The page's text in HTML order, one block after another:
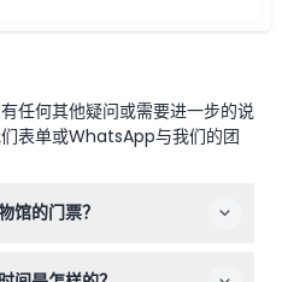
任何其他疑问或需要进一步的说
表单或WhatsApp与我们的团
馆的门票？